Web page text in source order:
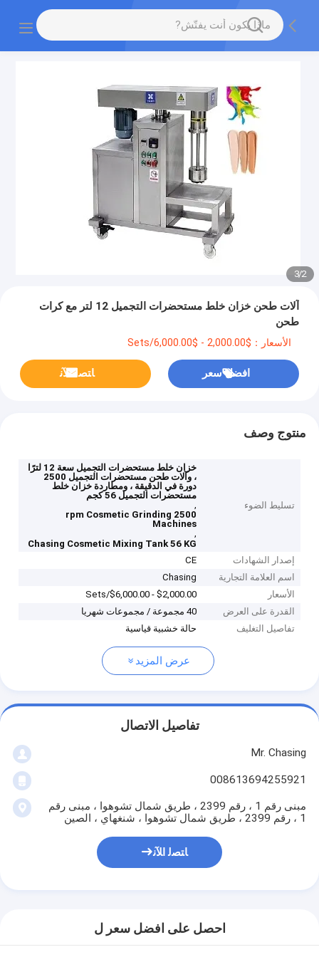
2
/
3
آلات طحن خزان خلط مستحضرات التجميل 12 لتر مع كرات
طحن
الأسعار：$2,000.00 - $6,000.00/Sets
افضل سعر ﺎﺘﺼﻟ ﺍﻶﻧ
منتوج وصف
تسليط الضوء
خزان خلط مستحضرات التجميل سعة 12 لترًا
، وآلات طحن مستحضرات التجميل 2500
دورة في الدقيقة ، ومطاردة خزان خلط
مستحضرات التجميل 56 كجم
,
2500 rpm Cosmetic Grinding
Machines
,
Chasing Cosmetic Mixing Tank 56 KG
إصدار الشهادات
CE
اسم العلامة التجارية
Chasing
الأسعار
$2,000.00 - $6,000.00/Sets
القدرة على العرض
40 مجموعة / مجموعات شهريا
تفاصيل التغليف
حالة خشبية قياسية
عرض المزيد
تفاصيل الاتصال
Mr. Chasing
008613694255921
مبنى رقم 1 ، رقم 2399 ، طريق شمال تشوهوا ، مبنى رقم
1 ، رقم 2399 ، طريق شمال تشوهوا ، شنغهاي ، الصين
ﺎﺘﺼﻟ ﺍﻶﻧ
احصل على افضل سعر ل